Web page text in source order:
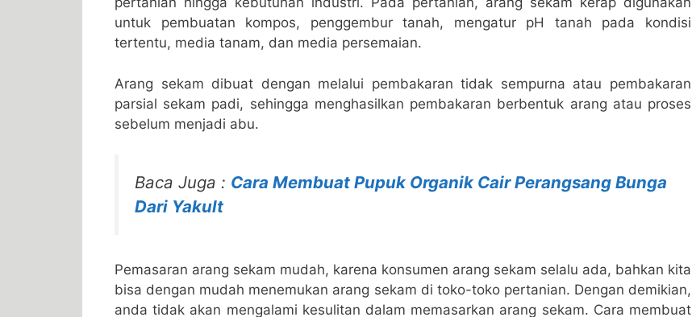
untuk pembuatan kompos, penggembur tanah, mengatur pH tanah pada kondisi
tertentu, media tanam, dan media persemaian.
Arang sekam dibuat dengan melalui pembakaran tidak sempurna atau pembakaran
parsial sekam padi, sehingga menghasilkan pembakaran berbentuk arang atau proses
sebelum menjadi abu.
Baca Juga : Cara Membuat Pupuk Organik Cair Perangsang Bunga
Dari Yakult
Pemasaran arang sekam mudah, karena konsumen arang sekam selalu ada, bahkan kita
bisa dengan mudah menemukan arang sekam di toko-toko pertanian. Dengan demikian,
anda tidak akan mengalami kesulitan dalam memasarkan arang sekam. Cara membuat